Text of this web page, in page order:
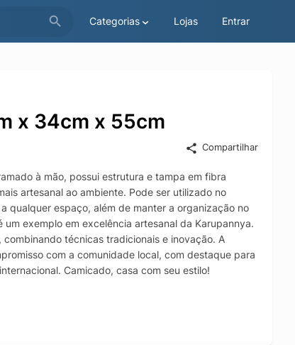
Categorias Lojas Entrar
x 34cm x 55cm
Compartilhar
à mão, possui estrutura e tampa em fibra
artesanal ao ambiente. Pode ser utilizado no
qualquer espaço, além de manter a organização no
exemplo em excelência artesanal da Karupannya.
técnicas tradicionais e inovação. A
com a comunidade local, com destaque para
Camicado, casa com seu estilo!